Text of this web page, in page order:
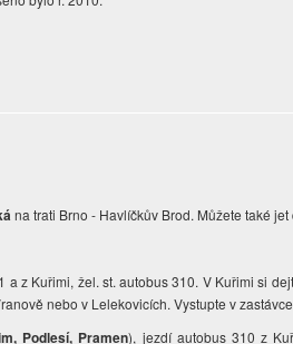
na trati Brno - Havlíčkův Brod. Můžete také jet
z Kuřimi, žel. st. autobus 310. V Kuřimi si
nebo v Lelekovicích. Vystupte v zastávce
Podlesí, Pramen), jezdí autobus 310 z